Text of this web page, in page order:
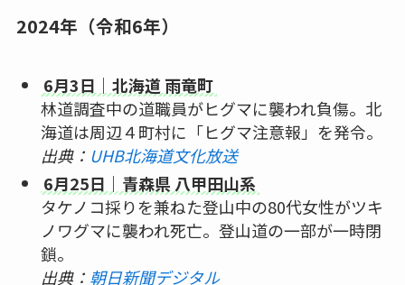
2024年（令和6年）
6月3日｜北海道 雨竜町
林道調査中の道職員がヒグマに襲われ負傷。北
海道は周辺４町村に「ヒグマ注意報」を発令。
出典： UHB北海道文化放送
6月25日｜青森県 八甲田山系
タケノコ採りを兼ねた登山中の80代女性がツキ
ノワグマに襲われ死亡。登山道の一部が一時閉
鎖。
出典： 朝日新聞デジタル